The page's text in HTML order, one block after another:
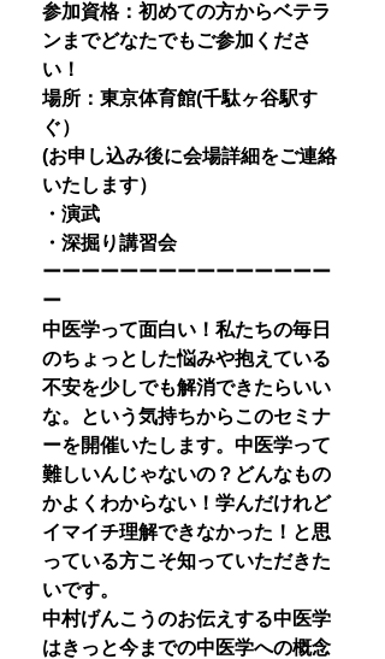
参加資格：初めての方からベテラ
ンまでどなたでもご参加くださ
い！
場所：東京体育館(千駄ヶ谷駅す
ぐ）
(お申し込み後に会場詳細をご連絡
いたします）
・演武
・深掘り講習会
ーーーーーーーーーーーーーーー
ー
中医学って面白い！私たちの毎日
のちょっとした悩みや抱えている
不安を少しでも解消できたらいい
な。という気持ちからこのセミナ
ーを開催いたします。中医学って
難しいんじゃないの？どんなもの
かよくわからない！学んだけれど
イマイチ理解できなかった！と思
っている方こそ知っていただきた
いです。
中村げんこうのお伝えする中医学
はきっと今までの中医学への概念